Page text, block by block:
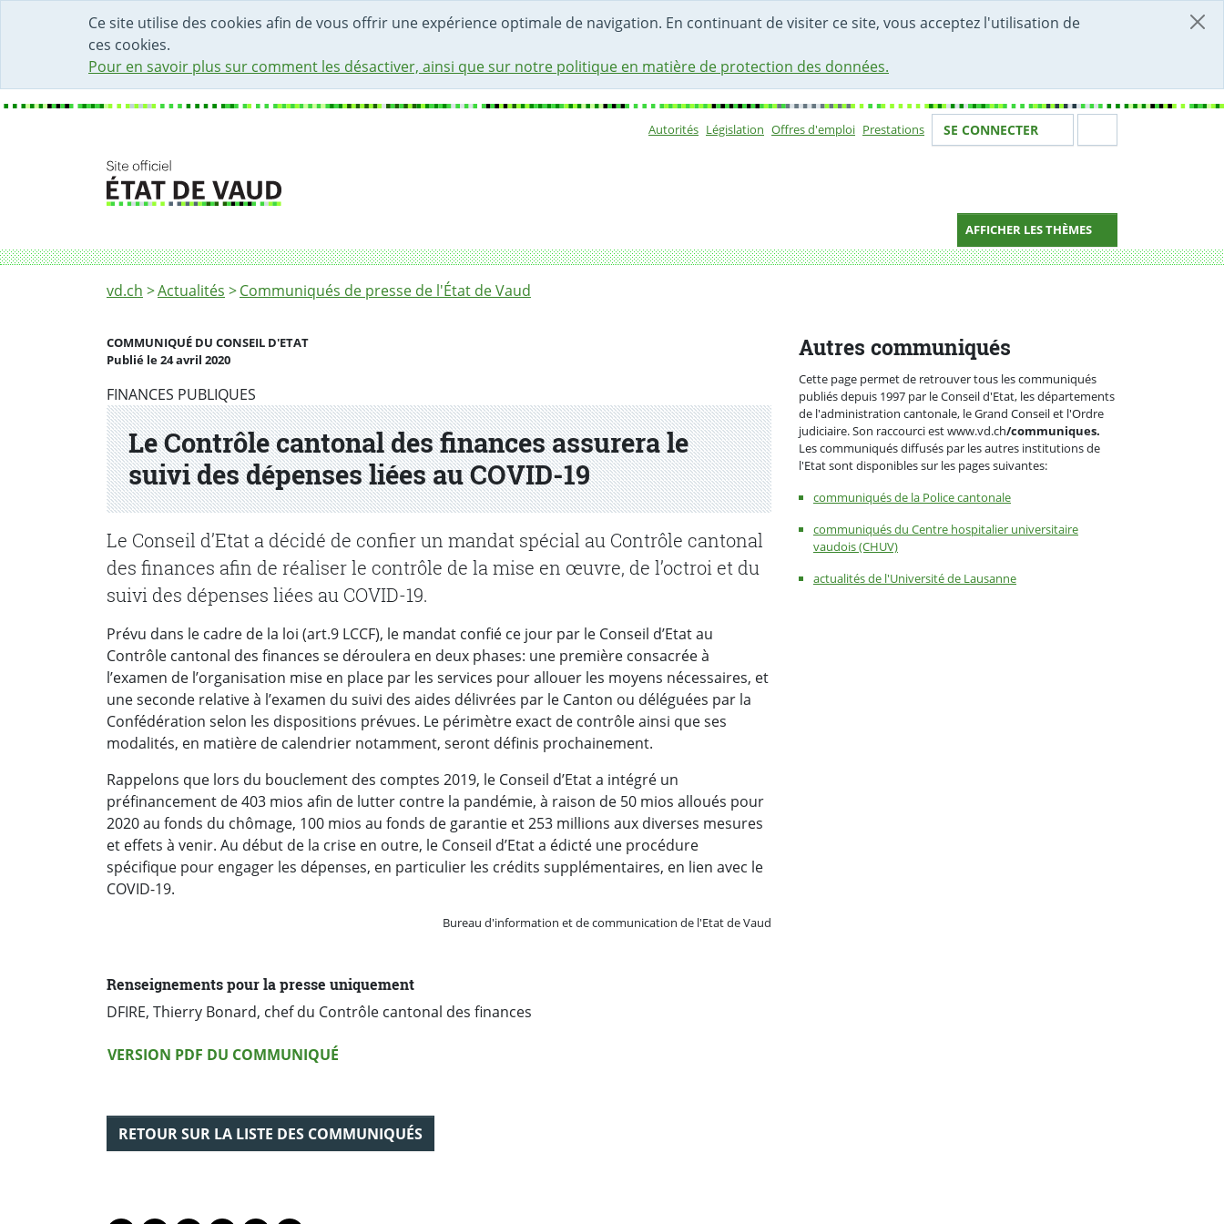
Ce site utilise des cookies afin de vous offrir une expérience optimale de navigation. En continuant de visiter ce site, vous acceptez l'utilisation de
ces cookies.
Pour en savoir plus sur comment les désactiver, ainsi que sur notre politique en matière de protection des données.
DÉBUT DU CONTENU DE LA PAGE
ACCÈS AU CHAMP DE RECHERCHE
PAGE D'ACCUEIL
FORMULAIRE DE CONTACT
Autorités Législation Offres d'emploi Prestations Votre identité
SE CONNECTER
AFFICHER LES THÈMES
Fil d'Ariane
vd.ch Actualités Communiqués de presse de l'État de Vaud
Le Contrôle cantonal des finances assurera le suivi des dépenses liées au COVID-19
Le Contrôle cantonal des finances assurera le
suivi des dépenses liées au COVID-19
COMMUNIQUÉ DU CONSEIL D'ETAT
Publié le 24 avril 2020
Partenaire(s)
FINANCES PUBLIQUES
Le Conseil d’Etat a décidé de confier un mandat spécial au Contrôle cantonal
des finances afin de réaliser le contrôle de la mise en œuvre, de l’octroi et du
suivi des dépenses liées au COVID-19.
Prévu dans le cadre de la loi (art.9 LCCF), le mandat confié ce jour par le Conseil d’Etat au
Contrôle cantonal des finances se déroulera en deux phases: une première consacrée à
l’examen de l’organisation mise en place par les services pour allouer les moyens nécessaires, et
une seconde relative à l’examen du suivi des aides délivrées par le Canton ou déléguées par la
Confédération selon les dispositions prévues. Le périmètre exact de contrôle ainsi que ses
modalités, en matière de calendrier notamment, seront définis prochainement.
Rappelons que lors du bouclement des comptes 2019, le Conseil d’Etat a intégré un
préfinancement de 403 mios afin de lutter contre la pandémie, à raison de 50 mios alloués pour
2020 au fonds du chômage, 100 mios au fonds de garantie et 253 millions aux diverses mesures
et effets à venir. Au début de la crise en outre, le Conseil d’Etat a édicté une procédure
spécifique pour engager les dépenses, en particulier les crédits supplémentaires, en lien avec le
COVID-19.
Bureau d'information et de communication de l'Etat de Vaud
Renseignements pour la presse uniquement
DFIRE, Thierry Bonard, chef du Contrôle cantonal des finances
Version PDF
VERSION PDF DU COMMUNIQUÉ
RETOUR SUR LA LISTE DES COMMUNIQUÉS
Autres communiqués
Cette page permet de retrouver tous les communiqués
publiés depuis 1997 par le Conseil d'Etat, les départements
de l'administration cantonale, le Grand Conseil et l'Ordre
judiciaire. Son raccourci est www.vd.ch/communiques.
Les communiqués diffusés par les autres institutions de
l'Etat sont disponibles sur les pages suivantes:
communiqués de la Police cantonale
communiqués du Centre hospitalier universitaire
vaudois (CHUV)
actualités de l'Université de Lausanne